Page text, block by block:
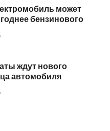
может
бензинового
ждут нового
автомобиля